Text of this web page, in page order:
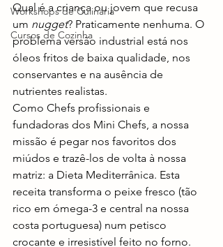
Workshops de Culinária
Cursos de Cozinha
Qual é a criança ou jovem que recusa
um nugget? Praticamente nenhuma. O
problema versão industrial está nos
óleos fritos de baixa qualidade, nos
conservantes e na ausência de
nutrientes realistas.
Como Chefs profissionais e
fundadoras dos Mini Chefs, a nossa
missão é pegar nos favoritos dos
miúdos e trazê-los de volta à nossa
matriz: a Dieta Mediterrânica. Esta
receita transforma o peixe fresco (tão
rico em ómega-3 e central na nossa
costa portuguesa) num petisco
crocante e irresistível feito no forno.